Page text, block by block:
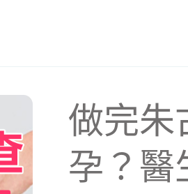
做完朱
孕？醫